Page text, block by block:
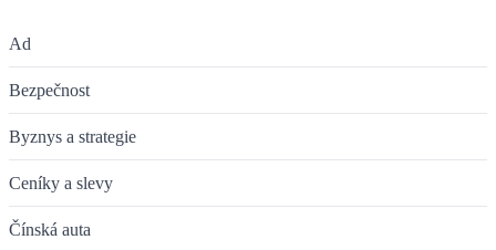
Ad
Bezpečnost
Byznys a strategie
Ceníky a slevy
Čínská auta